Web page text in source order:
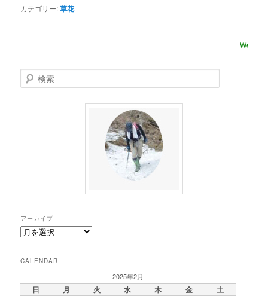
カテゴリー:草花
検
索
アーカイブ
ア
イ
CALENDAR
2025年2月
日 月 火 水 木 金 土